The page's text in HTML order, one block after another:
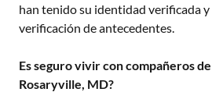
han tenido su identidad verificada
verificación de antecedentes.
Es seguro vivir con compañeros
Rosaryville, MD?